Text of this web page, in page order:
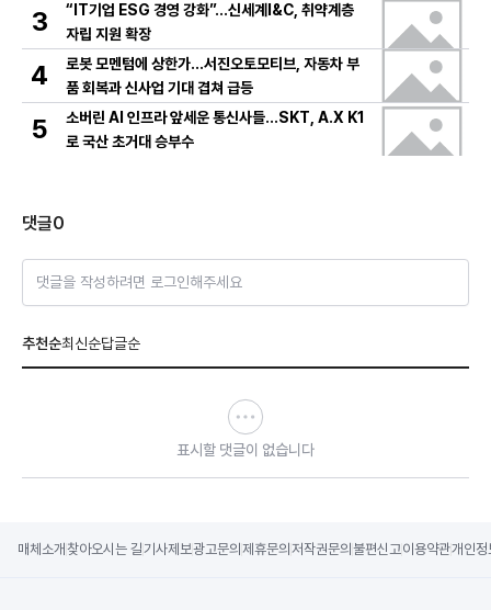
3
“IT기업 ESG 경영 강화”…신세계I&C, 취약계층
자립 지원 확장
4
로봇 모멘텀에 상한가…서진오토모티브, 자동차 부
품 회복과 신사업 기대 겹쳐 급등
5
소버린 AI 인프라 앞세운 통신사들…SKT, A.X K1
로 국산 초거대 승부수
댓글0
댓글을 작성하려면 로그인해주세요
추천순최신순답글순
표시할 댓글이 없습니다
매체소개 찾아오시는 길기사제보광고문의 제휴문의 저작권문의 불편신고이용약관개인정